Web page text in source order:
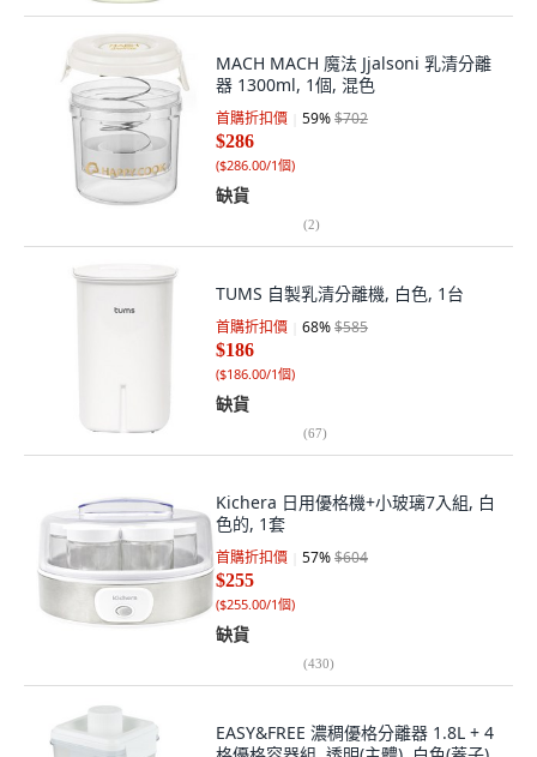
MACH MACH 魔法 Jjalsoni 乳清分離
器 1300ml, 1個, 混色
首購折扣價 59%$702
$286
($286.00/1個)
缺貨
(2)
TUMS 自製乳清分離機, 白色, 1台
首購折扣價 68%$585
$186
($186.00/1個)
缺貨
(67)
Kichera 日用優格機+小玻璃7入組, 白
色的, 1套
首購折扣價 57%$604
$255
($255.00/1個)
缺貨
(430)
EASY&FREE 濃稠優格分離器 1.8L + 4